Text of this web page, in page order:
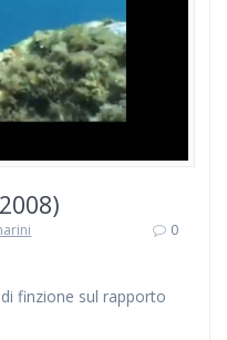
0
finzione sul rapporto